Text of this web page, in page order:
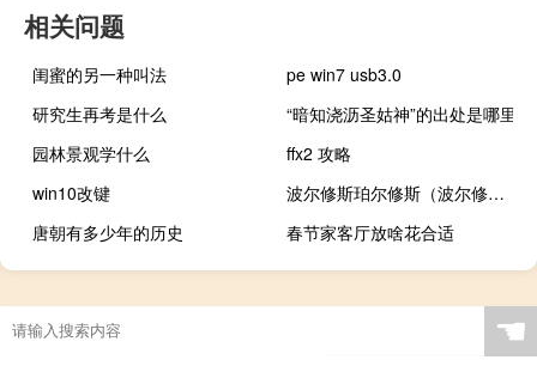
相关问题
闺蜜的另一种叫法
pe win7 usb3.0
研究生再考是什么
“暗知浇沥圣姑神”的出处是哪里
园林景观学什么
ffx2 攻略
win10改键
波尔修斯珀尔修斯（波尔修斯）
唐朝有多少年的历史
春节家客厅放啥花合适
☚